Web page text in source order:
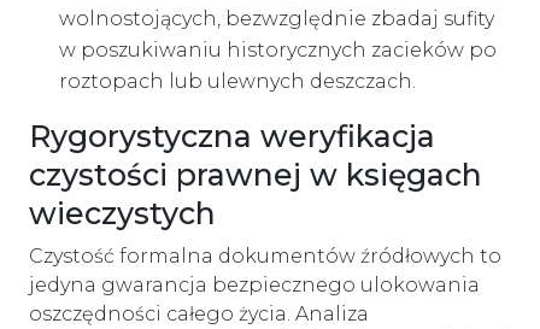
wolnostojących, bezwzględnie zbadaj sufity
w poszukiwaniu historycznych zacieków po
roztopach lub ulewnych deszczach.
Rygorystyczna weryfikacja
czystości prawnej w księgach
wieczystych
Czystość formalna dokumentów źródłowych to
jedyna gwarancja bezpiecznego ulokowania
oszczędności całego życia. Analiza